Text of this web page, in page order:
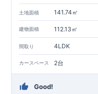
土地面積 141.74㎡
建物面積 112.13㎡
間取り 4LDK
カースペース 2台
Good!